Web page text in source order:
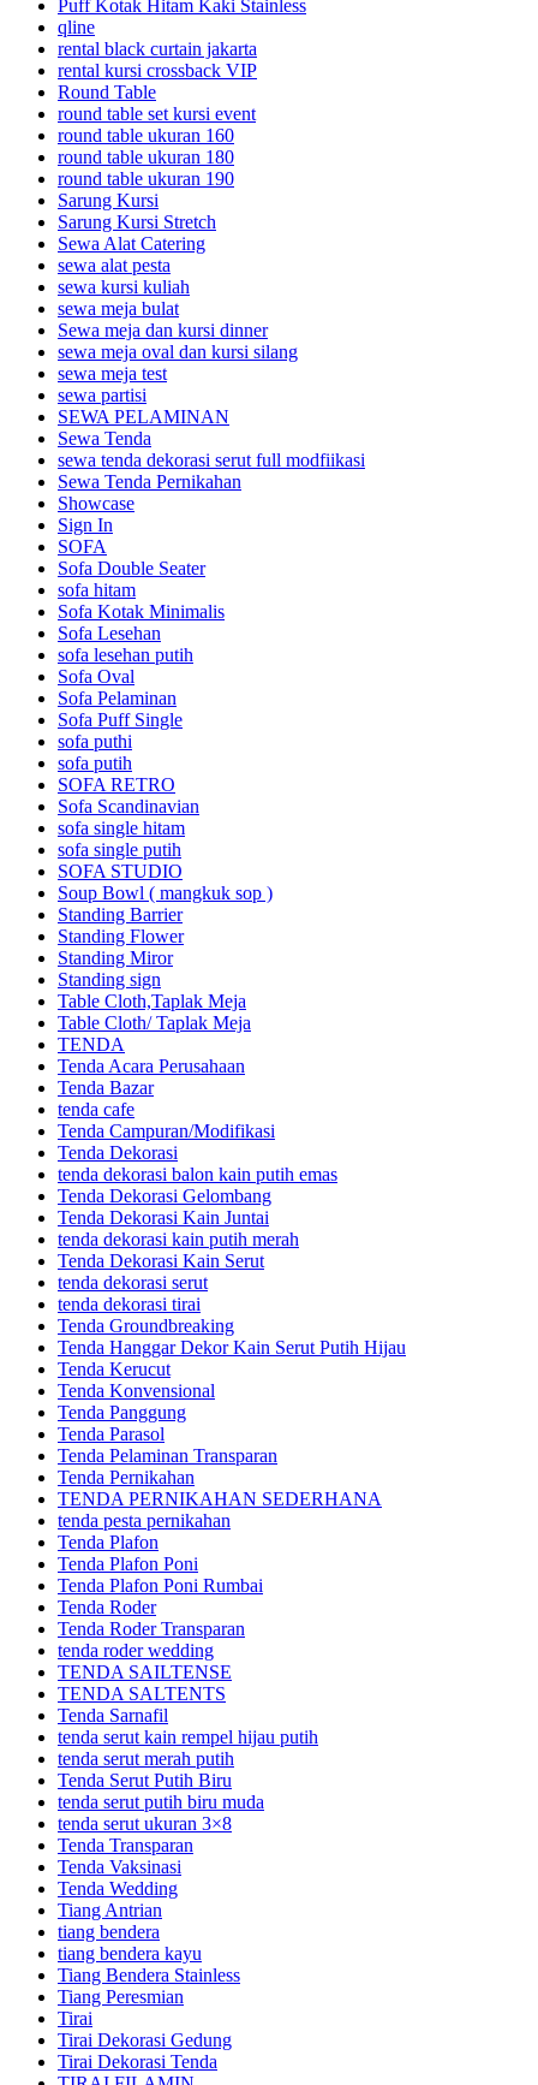
Puff Kotak Hitam Kaki Stainless
qline
rental black curtain jakarta
rental kursi crossback VIP
Round Table
round table set kursi event
round table ukuran 160
round table ukuran 180
round table ukuran 190
Sarung Kursi
Sarung Kursi Stretch
Sewa Alat Catering
sewa alat pesta
sewa kursi kuliah
sewa meja bulat
Sewa meja dan kursi dinner
sewa meja oval dan kursi silang
sewa meja test
sewa partisi
SEWA PELAMINAN
Sewa Tenda
sewa tenda dekorasi serut full modfiikasi
Sewa Tenda Pernikahan
Showcase
Sign In
SOFA
Sofa Double Seater
sofa hitam
Sofa Kotak Minimalis
Sofa Lesehan
sofa lesehan putih
Sofa Oval
Sofa Pelaminan
Sofa Puff Single
sofa puthi
sofa putih
SOFA RETRO
Sofa Scandinavian
sofa single hitam
sofa single putih
SOFA STUDIO
Soup Bowl ( mangkuk sop )
Standing Barrier
Standing Flower
Standing Miror
Standing sign
Table Cloth,Taplak Meja
Table Cloth/ Taplak Meja
TENDA
Tenda Acara Perusahaan
Tenda Bazar
tenda cafe
Tenda Campuran/Modifikasi
Tenda Dekorasi
tenda dekorasi balon kain putih emas
Tenda Dekorasi Gelombang
Tenda Dekorasi Kain Juntai
tenda dekorasi kain putih merah
Tenda Dekorasi Kain Serut
tenda dekorasi serut
tenda dekorasi tirai
Tenda Groundbreaking
Tenda Hanggar Dekor Kain Serut Putih Hijau
Tenda Kerucut
Tenda Konvensional
Tenda Panggung
Tenda Parasol
Tenda Pelaminan Transparan
Tenda Pernikahan
TENDA PERNIKAHAN SEDERHANA
tenda pesta pernikahan
Tenda Plafon
Tenda Plafon Poni
Tenda Plafon Poni Rumbai
Tenda Roder
Tenda Roder Transparan
tenda roder wedding
TENDA SAILTENSE
TENDA SALTENTS
Tenda Sarnafil
tenda serut kain rempel hijau putih
tenda serut merah putih
Tenda Serut Putih Biru
tenda serut putih biru muda
tenda serut ukuran 3×8
Tenda Transparan
Tenda Vaksinasi
Tenda Wedding
Tiang Antrian
tiang bendera
tiang bendera kayu
Tiang Bendera Stainless
Tiang Peresmian
Tirai
Tirai Dekorasi Gedung
Tirai Dekorasi Tenda